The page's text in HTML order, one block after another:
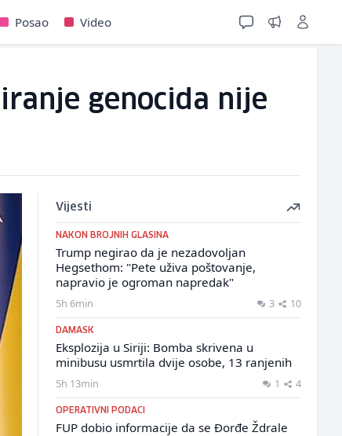
Posao Video
genocida nije
Vijesti
NAKON BROJNIH GLASINA
Trump negirao da je nezadovoljan
Hegsethom: "Pete uživa poštovanje,
napravio je ogroman napredak"
5h 6min 3 10
DAMASK
Eksplozija u Siriji: Bomba skrivena u
minibusu usmrtila dvije osobe, 13 ranjenih
5h 13min 1 4
OPERATIVNI PODACI
FUP dobio informacije da se Đorđe Ždrale